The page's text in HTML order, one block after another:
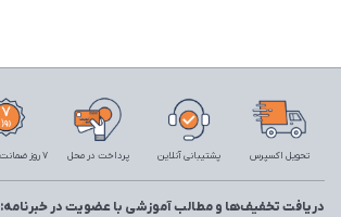
تحویل اکسپرس پشتیبانی آنلاین پرداخت در محل 7 روز ضمانت بازگشت
دریافت تخفیف‌ها و مطالب آموزشی با عضویت در خبرنامه: